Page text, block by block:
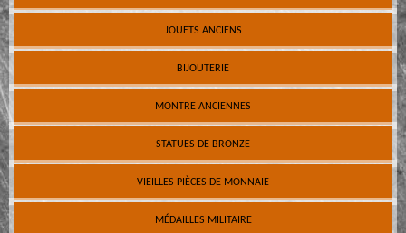
JOUETS ANCIENS
BIJOUTERIE
MONTRE ANCIENNES
STATUES DE BRONZE
VIEILLES PIÈCES DE MONNAIE
MÉDAILLES MILITAIRE